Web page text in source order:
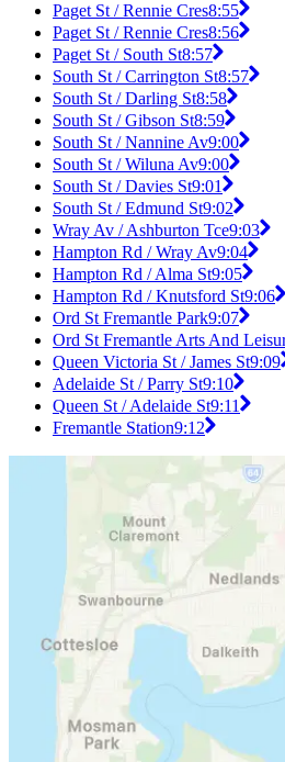
Paget St / Rennie Cres8:55
Paget St / Rennie Cres8:56
Paget St / South St8:57
South St / Carrington St8:57
South St / Darling St8:58
South St / Gibson St8:59
South St / Nannine Av9:00
South St / Wiluna Av9:00
South St / Davies St9:01
South St / Edmund St9:02
Wray Av / Ashburton Tce9:03
Hampton Rd / Wray Av9:04
Hampton Rd / Alma St9:05
Hampton Rd / Knutsford St9:06
Ord St Fremantle Park9:07
Ord St Fremantle Arts And
Queen Victoria St / James St9:09
Adelaide St / Parry St9:10
Queen St / Adelaide St9:11
Fremantle Station9:12